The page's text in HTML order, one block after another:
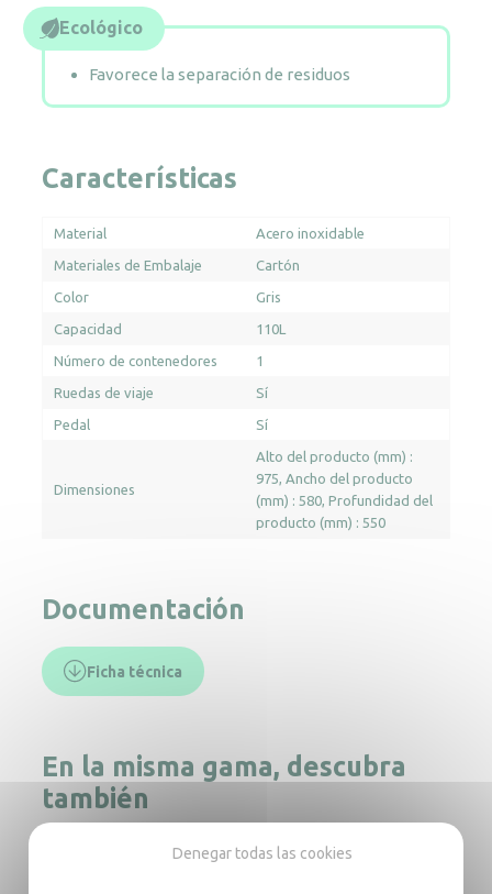
Ecológico
Favorece la separación de residuos
Características
Material Acero inoxidable
Materiales de Embalaje Cartón
Color Gris
Capacidad 110L
Número de contenedores 1
Ruedas de viaje Sí
Pedal Sí
Dimensiones
Alto del producto (mm) :
975 Ancho del producto
(mm) : 580 Profundidad del
producto (mm) : 550
Documentación
Ficha técnica
En la misma gama, descubra
también
Denegar todas las cookies